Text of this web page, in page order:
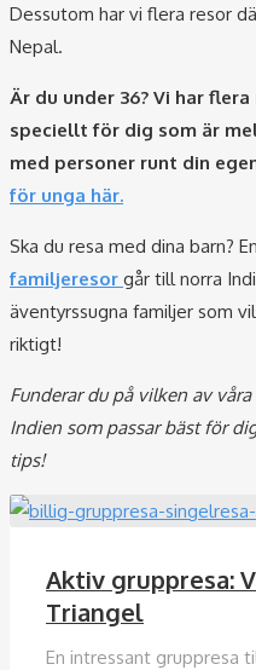
Dessutom har vi flera resor
Nepal.
Är du under 36? Vi har
speciellt för dig som är
med personer runt din
för unga här.
Ska du resa med dina barn?
familjeresor går till norra
äventyrssugna familjer som
riktigt!
Funderar du på vilken av
Indien som passar bäst för
tips!
Aktiv gruppresa:
Triangel
En intressant gruppresa